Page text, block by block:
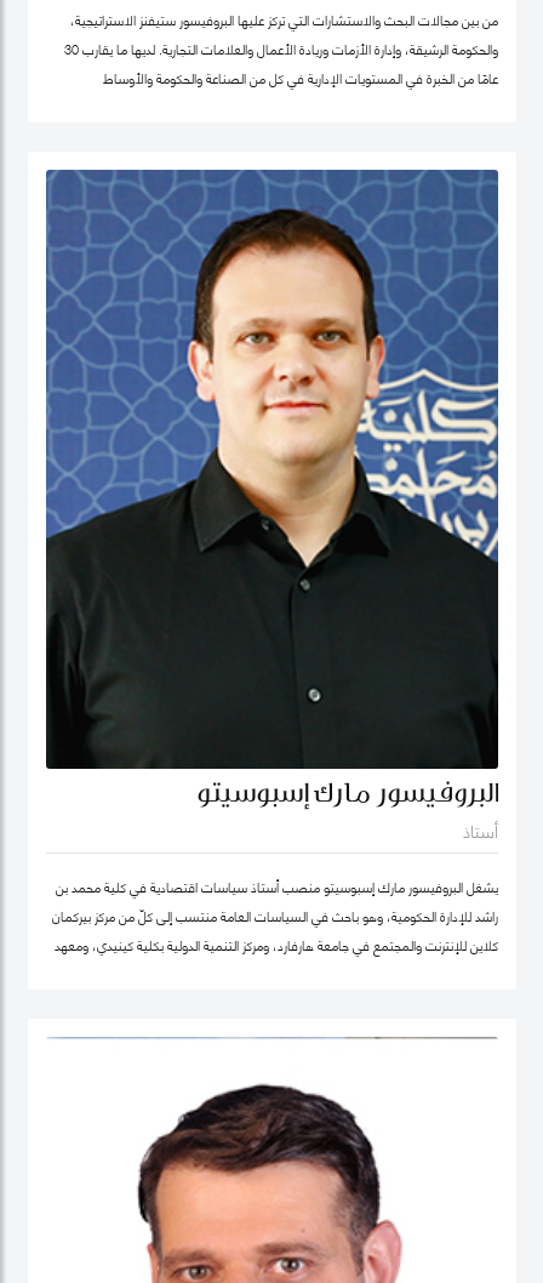
من بين مجالات البحث والاستشارات التي تركز عليها البروفيسور ستيفنز الاستراتيجية،
والحكومة الرشيقة، وإدارة الأزمات وريادة الأعمال والعلامات التجارية. لديها ما يقارب 30
عامًا من الخبرة في المستويات الإدارية في كل من الصناعة والحكومة والأوساط
أمضت قبل ذلك أكثر من عقد في جامعة ولونغونغ في دبي (الإمارات العربية المتحدة) ،
وهي واحدة من أوائل الجامعات الخاصة في الإمارات العربية المتحدة ، حيث تولت منصب
نائب العميد ومدير برنامج الماجستير في إدارة الأعمال. شاركت بنشاط في لجان الاعتماد
ولجان الاعتماد في كل من الإمارات العربية المتحدة وألمانيا، بالإضافة إلى مهامها في
التواصل مع المؤسسات. عاشت في الولايات المتحدة الأمريكية والهند وتايوان وألمانيا.
البروفيسور ستيفنز عضو في العديد من المجالس الاستشارية، وهي جزء من مجموعتي
عمل حول أخلاقيات الذكاء الاصطناعي في IEEE SA
البروفيسور مارك إسبوسيتو
أستاذ
يشغل البروفيسور مارك إسبوسيتو منصب أستاذ سياسات اقتصادية في كلية محمد بن
راشد للإدارة الحكومية، وهو باحث في السياسات العامة منتسب إلى كلّ من مركز بيركمان
كلاين للإنترنت والمجتمع في جامعة هارفارد، ومركز التنمية الدولية بكلية كينيدي، ومعهد
مجال الذكاء الاصطناعي، بما في ذلك Nexus FrontierTech، ومؤسسة AI Native ،